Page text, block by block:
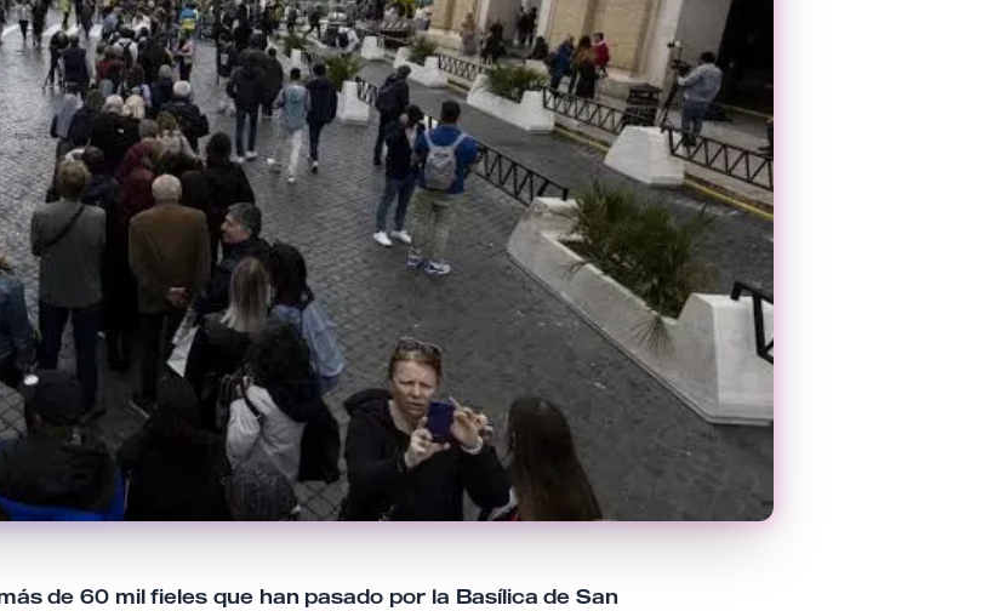
de 60 mil fieles que han pasado por la Basílica de San